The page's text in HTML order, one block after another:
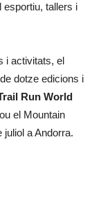
esportiu, tallers i
i activitats, el
dotze edicions i
Run World
el Mountain
a Andorra.